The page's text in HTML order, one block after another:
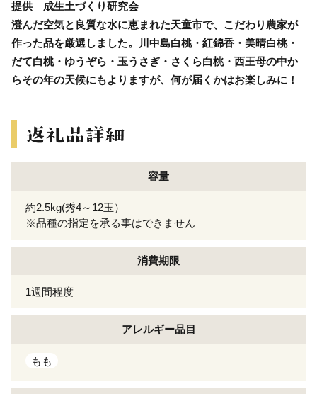
提供 成生土づくり研究会
澄んだ空気と良質な水に恵まれた天童市で、こだわり農家が
作った品を厳選しました。川中島白桃・紅錦香・美晴白桃・
だて白桃・ゆうぞら・玉うさぎ・さくら白桃・西王母の中か
らその年の天候にもよりますが、何が届くかはお楽しみに！
容量
約2.5kg(秀4～12玉）
※品種の指定を承る事はできません
消費期限
1週間程度
アレルギー品目
もも